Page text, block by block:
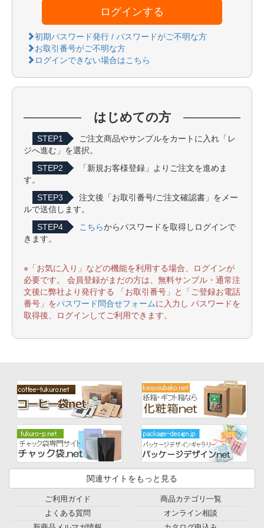
ログインする
初期パスワード発行 / パスワードがご不明な方
お取引番号がご不明な方
ログインできない場合はこちら
はじめての方
STEP1
ご注文商品やサンプルをカートに入れ「レ
ジへ進む」を選択。
STEP2
「新規お客様登録」よりご注文を進めま
す。
STEP3
注文後「お取引番号/ご注文確認書」をメー
ルで送信します。
STEP4
こちらからパスワードを取得しログインで
きます。
※「お気に入り」などの機能を利用する場合、ログインが
必要です。 会員登録がまだの方は、無料サンプル・通常注
文後に弊社より発行する 「お取引番号」と「ご登録お電話
番号」をパスワード問合せフォームに入力し パスワードを
取得後、ログインしてご利用できます。
関連サイトをもっと見る
ご利用ガイド
よくある質問
商品カテゴリ一覧
オンライン相談